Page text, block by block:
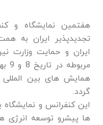
هفتمین نمایشگاه و
تجدیدپذیر ایران به
ایران و حمایت وزارت
همایش های بین المللی
گردد.
این کنفرانس و
ها پیشرو توسعه انرژی